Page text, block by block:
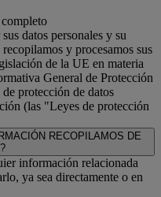
datos personales y su
y procesamos sus
de la UE en materia
General de Protección
protección de datos
(las "Leyes de protección
RECOPILAMOS DE
información relacionada
ya sea directamente o en